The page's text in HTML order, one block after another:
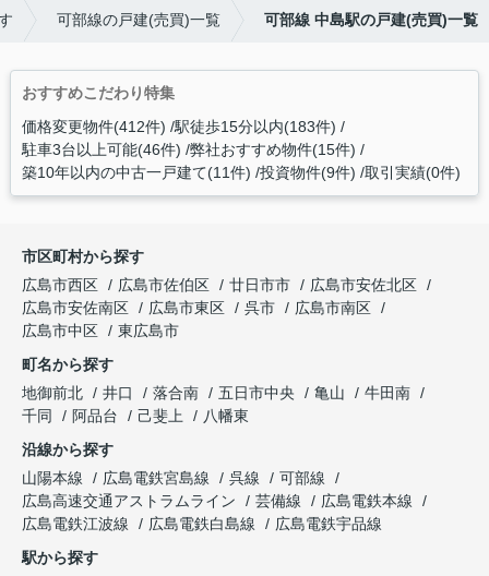
可部線の戸建(売買)一覧 可部線 中島駅の戸建(売買)一覧
おすすめこだわり特集
価格変更物件(412件) 駅徒歩15分以内(183件)
駐車3台以上可能(46件) 弊社おすすめ物件(15件)
築10年以内の中古一戸建て(11件) 投資物件(9件) 取引実績(0件)
市区町村から探す
広島市西区
広島市佐伯区 廿日市市
広島市安佐北区
広島市安佐南区
広島市東区 呉市
広島市南区
広島市中区
東広島市
町名から探す
地御前北
井口 落合南 五日市中央 亀山
牛田南
千同
阿品台 己斐上
八幡東
沿線から探す
山陽本線
広島電鉄宮島線 呉線
可部線
広島高速交通アストラムライン
芸備線
広島電鉄本線
広島電鉄江波線
広島電鉄白島線
広島電鉄宇品線
駅から探す